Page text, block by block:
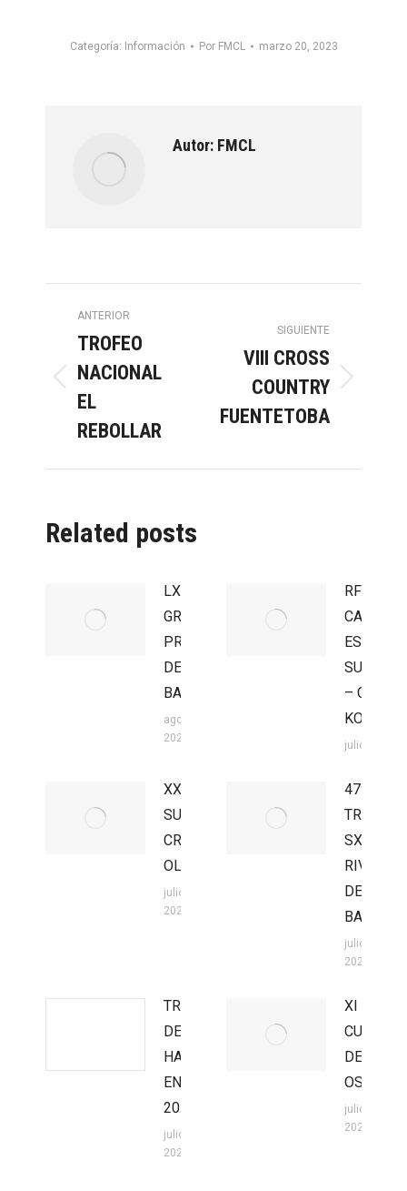
Categoría: Información Por FMCL marzo 20, 2023
Autor: FMCL
Navegación
entre
publicaciones
ANTERIOR
anterior:
TROFEO
NACIONAL
EL
REBOLLAR
SIGUIENTE
Publicación
siguiente:
VIII CROSS
COUNTRY
FUENTETOBA
Related posts
LXV
GRAN
PREMIO
DE LA
BAÑEZA
agosto 3,
2026
RFME
ESPAÑA
–
KOTARR
julio 27,
XXII
SUPER
CROSS
OLMEDO
julio 27,
2026
47º
TROFEO
SX
RIVILLA
DE
BARAJAS
julio 27,
2026
TROFEO
DE
HARD
ENDURO
2026
julio 22,
2026
XI
CUEVA
DEL
OSO
julio 20,
2026